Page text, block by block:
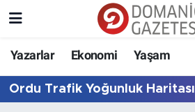
Yazarlar Ekonomi Yaşam
Ordu Trafik Yoğunluk Haritası